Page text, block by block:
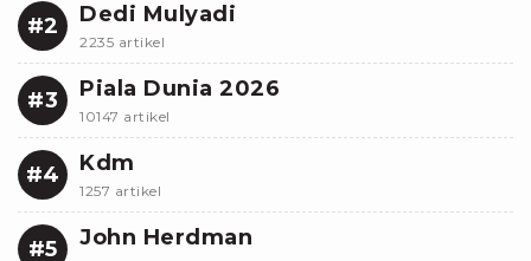
#2 Dedi Mulyadi
2235 artikel
#3 Piala Dunia 2026
10147 artikel
#4 Kdm
1257 artikel
#5 John Herdman